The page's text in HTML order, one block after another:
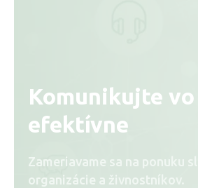
Komunikujte
efektívne
Zameriavame sa na ponuku
organizácie a živnostníkov.